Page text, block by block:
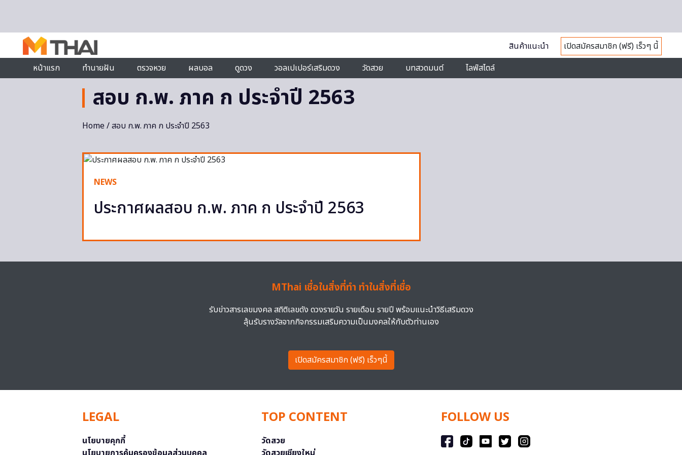
สินค้าแนะนำ
เปิดสมัครสมาชิก (ฟรี) เร็วๆ นี้
หน้าแรก
ทำนายฝัน ตรวจหวย ผลบอล ดูดวง วอลเปเปอร์เสริมดวง วัดสวย บทสวดมนต์ ไลฟ์สไตล์
สอบ ก.พ. ภาค ก ประจำปี 2563
Home/ สอบ ก.พ. ภาค ก ประจำปี 2563
NEWS
ประกาศผลสอบ ก.พ. ภาค ก ประจำปี 2563
MThai เชื่อในสิ่งที่ทำ ทำในสิ่งที่เชื่อ
รับข่าวสารเลขมงคล สถิติเลขดัง ดวงรายวัน รายเดือน รายปี พร้อมแนะนำวิธีเสริมดวง
ลุ้นรับรางวัลจากกิจกรรมเสริมความเป็นมงคลให้กับตัวท่านเอง
เปิดสมัครสมาชิก (ฟรี) เร็วๆนี้
LEGAL
นโยบายคุกกี้
TOP CONTENT
วัดสวย
FOLLOW US